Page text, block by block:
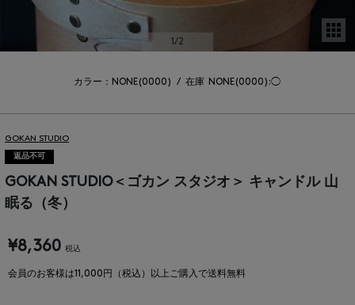
1/2
カラー：NONE(0000) / 在庫 NONE(0000):◯
GOKAN STUDIO
返品不可
GOKAN STUDIO＜ゴカン スタジオ＞ キャンドル 山
眠る（冬）
¥8,360 税込
会員のお客様は11,000円（税込）以上ご購入で送料無料